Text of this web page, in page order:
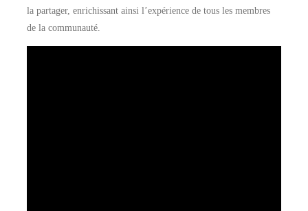
la partager, enrichissant ainsi l’expérience de tous les membres
de la communauté.